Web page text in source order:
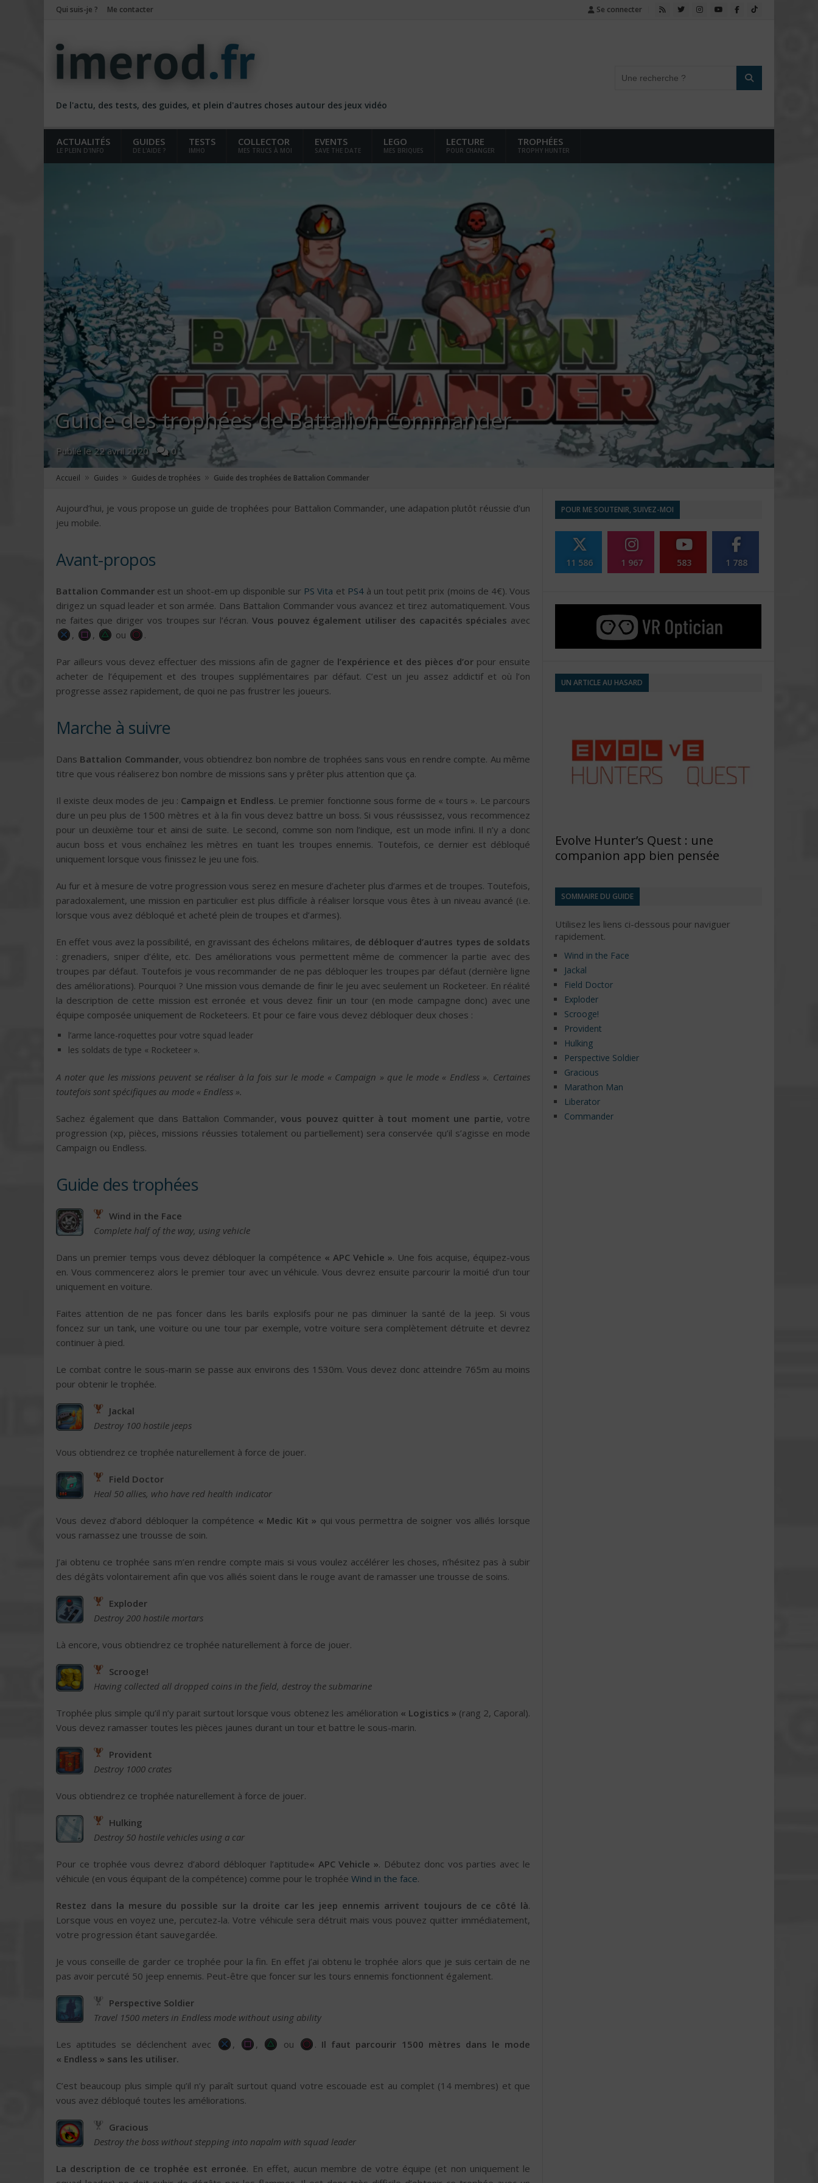
Qui suis-je ? Me contacter Se connecter
De l'actu, des tests, des guides, et plein d'autres choses autour des jeux vidéo
ACTUALITÉS
LE PLEIN D'INFO
GUIDES
DE L'AIDE ?
TESTS
IMHO
COLLECTOR
MES TRUCS À MOI
EVENTS
SAVE THE DATE
LEGO
MES BRIQUES
LECTURE
POUR CHANGER
TROPHÉES
TROPHY HUNTER
Guide des trophées de Battalion Commander
Publié le22 avril 2020 - 0
Accueil » Guides » Guides de trophées » Guide des trophées de Battalion Commander
Aujourd’hui, je vous propose un guide de trophées pour Battalion Commander, une adapation plutôt réussie d’un
jeu mobile.
Avant-propos
Battalion Commander est un shoot-em up disponible sur PS Vita et PS4à un tout petit prix (moins de 4€). Vous
dirigez un squad leader et son armée. Dans Battalion Commander vous avancez et tirez automatiquement. Vous
ne faites que diriger vos troupes sur l’écran. Vous pouvez également utiliser des capacités spéciales avec
,
, ou .
Par ailleurs vous devez effectuer des missions afin de gagner de l’expérience et des pièces d’or pour ensuite
acheter de l’équipement et des troupes supplémentaires par défaut. C’est un jeu assez addictif et où l’on
progresse assez rapidement, de quoi ne pas frustrer les joueurs.
Marche à suivre
Dans Battalion Commander, vous obtiendrez bon nombre de trophées sans vous en rendre compte. Au même
titre que vous réaliserez bon nombre de missions sans y prêter plus attention que ça.
Il existe deux modes de jeu : Campaign et Endless. Le premier fonctionne sous forme de « tours ». Le parcours
dure un peu plus de 1500 mètres et à la fin vous devez battre un boss. Si vous réussissez, vous recommencez
pour un deuxième tour et ainsi de suite. Le second, comme son nom l’indique, est un mode infini. Il n’y a donc
aucun boss et vous enchaînez les mètres en tuant les troupes ennemis. Toutefois, ce dernier est débloqué
uniquement lorsque vous finissez le jeu une fois.
Au fur et à mesure de votre progression vous serez en mesure d’acheter plus d’armes et de troupes. Toutefois,
paradoxalement, une mission en particulier est plus difficile à réaliser lorsque vous êtes à un niveau avancé (i.e.
lorsque vous avez débloqué et acheté plein de troupes et d’armes).
En effet vous avez la possibilité, en gravissant des échelons militaires, de débloquer d’autres types de soldats
: grenadiers, sniper d’élite, etc. Des améliorations vous permettent même de commencer la partie avec des
troupes par défaut. Toutefois je vous recommander de ne pas débloquer les troupes par défaut (dernière ligne
des améliorations). Pourquoi ? Une mission vous demande de finir le jeu avec seulement un Rocketeer. En réalité
la description de cette mission est erronée et vous devez finir un tour (en mode campagne donc) avec une
équipe composée uniquement de Rocketeers. Et pour ce faire vous devez débloquer deux choses :
l’arme lance-roquettes pour votre squad leader
les soldats de type « Rocketeer ».
A noter que les missions peuvent se réaliser à la fois sur le mode « Campaign » que le mode « Endless ». Certaines
toutefois sont spécifiques au mode « Endless ».
Sachez également que dans Battalion Commander, vous pouvez quitter à tout moment une partie, votre
progression (xp, pièces, missions réussies totalement ou partiellement) sera conservée qu’il s’agisse en mode
Campaign ou Endless.
Guide des trophées
Wind in the Face
Complete half of the way, using vehicle
Dans un premier temps vous devez débloquer la compétence « APC Vehicle ». Une fois acquise, équipez-vous
en. Vous commencerez alors le premier tour avec un véhicule. Vous devrez ensuite parcourir la moitié d’un tour
uniquement en voiture.
Faites attention de ne pas foncer dans les barils explosifs pour ne pas diminuer la santé de la jeep. Si vous
foncez sur un tank, une voiture ou une tour par exemple, votre voiture sera complètement détruite et devrez
continuer à pied.
Le combat contre le sous-marin se passe aux environs des 1530m. Vous devez donc atteindre 765m au moins
pour obtenir le trophée.
Jackal
Destroy 100 hostile jeeps
Vous obtiendrez ce trophée naturellement à force de jouer.
Field Doctor
Heal 50 allies, who have red health indicator
Vous devez d’abord débloquer la compétence « Medic Kit » qui vous permettra de soigner vos alliés lorsque
vous ramassez une trousse de soin.
J’ai obtenu ce trophée sans m’en rendre compte mais si vous voulez accélérer les choses, n’hésitez pas à subir
des dégâts volontairement afin que vos alliés soient dans le rouge avant de ramasser une trousse de soins.
Exploder
Destroy 200 hostile mortars
Là encore, vous obtiendrez ce trophée naturellement à force de jouer.
Scrooge!
Having collected all dropped coins in the field, destroy the submarine
Trophée plus simple qu’il n’y parait surtout lorsque vous obtenez les amélioration « Logistics » (rang 2, Caporal).
Vous devez ramasser toutes les pièces jaunes durant un tour et battre le sous-marin.
Provident
Destroy 1000 crates
Vous obtiendrez ce trophée naturellement à force de jouer.
Hulking
Destroy 50 hostile vehicles using a car
Pour ce trophée vous devrez d’abord débloquer l’aptitude« APC Vehicle ». Débutez donc vos parties avec le
véhicule (en vous équipant de la compétence) comme pour le trophée Wind in the face.
Restez dans la mesure du possible sur la droite car les jeep ennemis arrivent toujours de ce côté là.
Lorsque vous en voyez une, percutez-la. Votre véhicule sera détruit mais vous pouvez quitter immédiatement,
votre progression étant sauvegardée.
Je vous conseille de garder ce trophée pour la fin. En effet j’ai obtenu le trophée alors que je suis certain de ne
pas avoir percuté 50 jeep ennemis. Peut-être que foncer sur les tours ennemis fonctionnent également.
Perspective Soldier
Travel 1500 meters in Endless mode without using ability
Les aptitudes se déclenchent avec , , ou . Il faut parcourir 1500 mètres dans le mode
« Endless » sans les utiliser.
C’est beaucoup plus simple qu’il n’y paraît surtout quand votre escouade est au complet (14 membres) et que
vous avez débloqué toutes les améliorations.
Gracious
Destroy the boss without stepping into napalm with squad leader
La description de ce trophée est erronée. En effet, aucun membre de votre équipe (et non uniquement le
POUR ME SOUTENIR, SUIVEZ-MOI
11 586 1 967 583 1 788
UN ARTICLE AU HASARD
Evolve Hunter’s Quest : une
companion app bien pensée
SOMMAIRE DU GUIDE
Utilisez les liens ci-dessous pour naviguer
rapidement.
Wind in the Face
Jackal
Field Doctor
Exploder
Scrooge!
Provident
Hulking
Perspective Soldier
Gracious
Marathon Man
Liberator
Commander